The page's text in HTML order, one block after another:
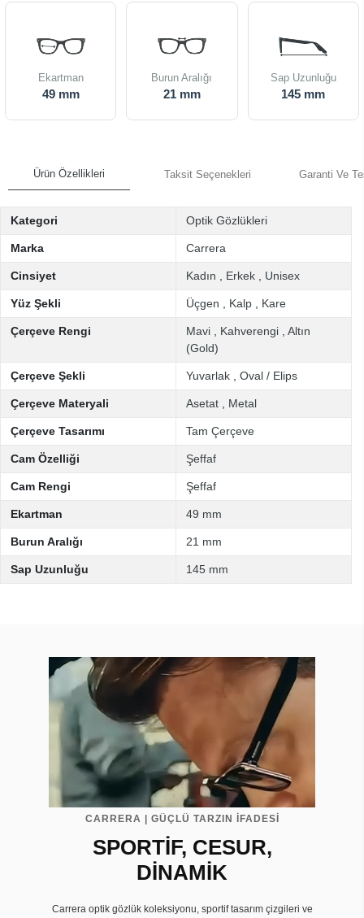
Ekartman
49 mm
Burun Aralığı
21 mm
Sap Uzunluğu
145 mm
Ürün Özellikleri Taksit Seçenekleri Garanti Ve
Kategori Optik Gözlükleri
Marka Carrera
Cinsiyet Kadın Erkek Unisex
Yüz Şekli Üçgen Kalp Kare
Çerçeve Rengi Mavi Kahverengi
Altın
(Gold)
Çerçeve Şekli Yuvarlak Oval / Elips
Çerçeve Materyali Asetat Metal
Çerçeve Tasarımı Tam Çerçeve
Cam Özelliği Şeffaf
Cam Rengi Şeffaf
Ekartman 49 mm
Burun Aralığı 21 mm
Sap Uzunluğu 145 mm
CARRERA | GÜÇLÜ TARZIN İFADESİ
SPORTİF, CESUR,
DİNAMİK
Carrera optik gözlük koleksiyonu, sportif tasarım çizgileri ve